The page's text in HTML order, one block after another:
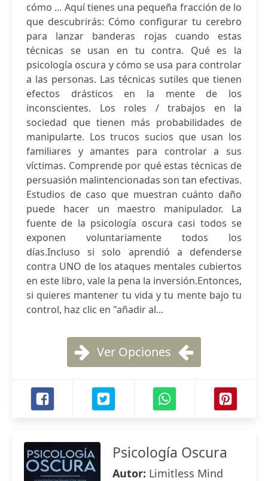
cómo ... Aquí tienes una pequeña fracción de lo
que descubrirás: Cómo configurar tu cerebro
para lanzar banderas rojas cuando estas
técnicas se usan en tu contra. Qué es la
psicología oscura y cómo se usa para controlar
a las personas. Las técnicas sutiles que tienen
efectos drásticos en la mente de los
inconscientes. Los roles / trabajos en la
sociedad que tienen más probabilidades de
manipularte. Los trucos sucios que usan los
familiares y amantes para controlar a sus
víctimas. Comprende por qué estas técnicas de
persuasión malintencionadas son tan efectivas.
Estudios de caso que muestran cuánto daño
puede hacer un maestro manipulador. La
fuente de la psicología oscura casi todos se
exponen voluntariamente todos los
días.Incluso si solo aprendió a defenderse
contra UNO de los ataques mentales cubiertos
en este libro, vale la pena la inversión.Entonces,
si quieres mantener tu vida y tu mente bajo tu
control, haz clic en "añadir al...
Ver Opciones
Psicología Oscura
Autor: Limitless Mind